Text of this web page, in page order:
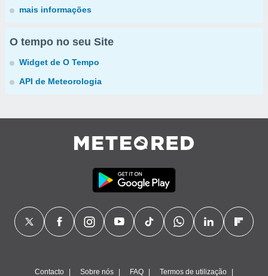
mais informações
O tempo no seu Site
Widget de O Tempo
API de Meteorologia
Contacto Sobre nós FAQ Termos de utilização